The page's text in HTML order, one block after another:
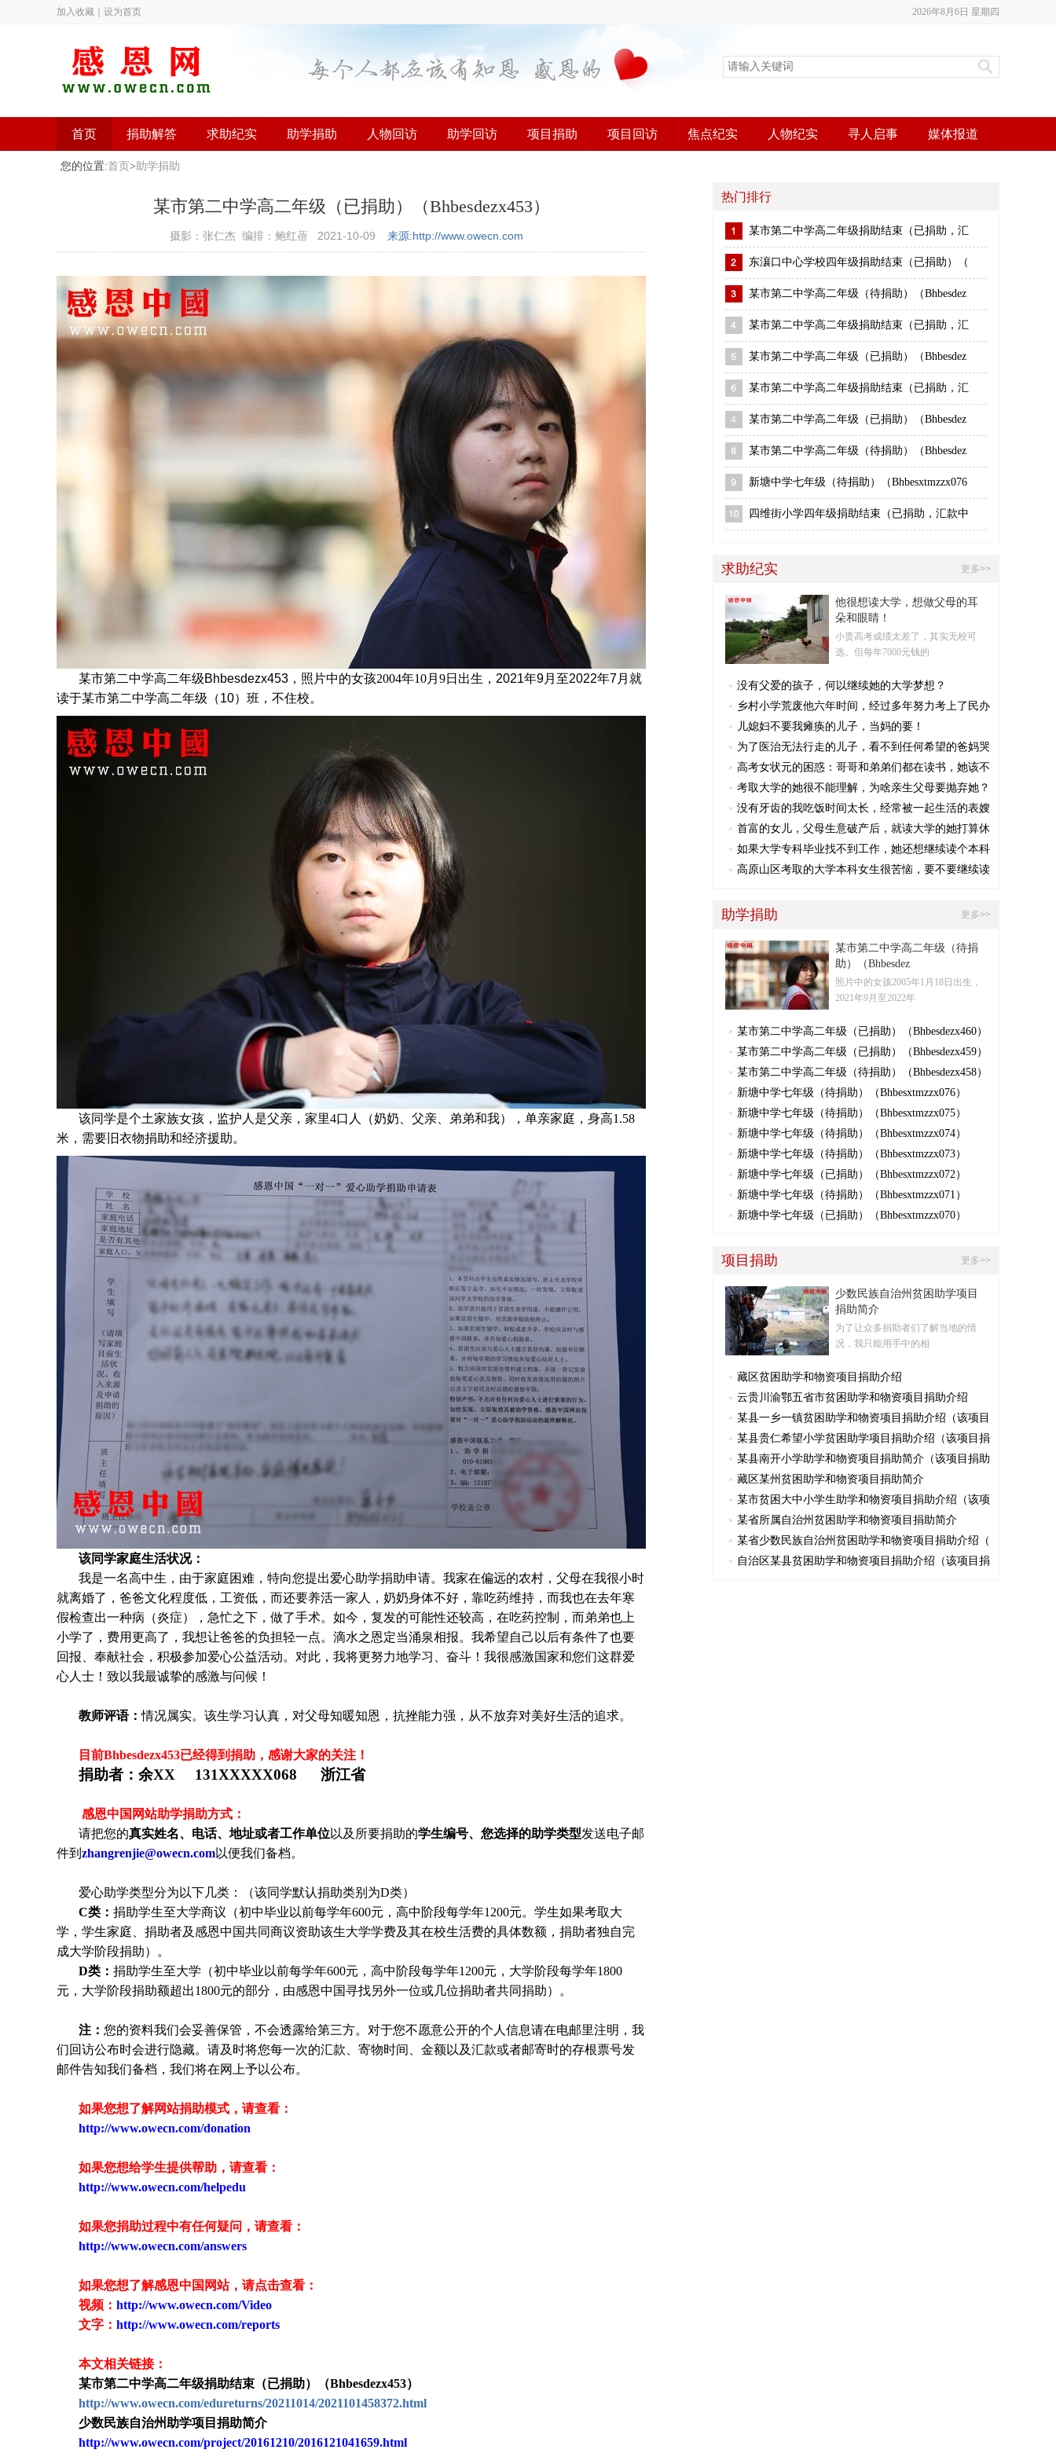
2026年8月6日 星期四
加入收藏 设为首页
首页 捐助解答 求助纪实 助学捐助 人物回访 助学回访 项目捐助 项目回访 焦点纪实 人物纪实 寻人启事 媒体报道
您的位置:首页 >助学捐助
某市第二中学高二年级（已捐助）（Bhbesdezx453）
摄影：张仁杰 编排：鲍红蓓 2021-10-09 来源:http://www.owecn.com
某市第二中学高二年级Bhbesdezx453，照片中的女孩2004年10月9日 出生， 2021年9月至2022年7月就
读于某市第二中学高二年级 （10）班 ，不住校。
该同学是个土家族女孩，监护人是父亲，家里4口人（奶奶、父亲、弟弟和我），单亲家庭，身高1.58
米，需要旧衣物捐助和经济援助。
该同学家庭生活状况：
我是一名高中生，由于家庭困难，特向您提出爱心助学捐助申请。我家在偏远的农村，父母在我很小时
就离婚了，爸爸文化程度低，工资低，而还要养活一家人，奶奶身体不好，靠吃药维持，而我也在去年寒
假检查出一种病（炎症），急忙之下，做了手术。如今，复发的可能性还较高，在吃药控制，而弟弟也上
小学了，费用更高了，我想让爸爸的负担轻一点。滴水之恩定当涌泉相报。我希望自己以后有条件了也要
回报、奉献社会，积极参加爱心公益活动。对此，我将更努力地学习、奋斗！我很感激国家和您们这群爱
心人士！致以我最诚挚的感激与问候！
教师评语：情况属实。该生学习认真，对父母知暖知恩，抗挫能力强，从不放弃对美好生活的追求。
目前Bhbesdezx453已经得到捐助，感谢大家的关注！
捐助者： 余XX 131XXXXX068 浙江省
感恩中国网站助学捐助方式：
请把您的真实姓名、电话、地址或者工作单位以及所要捐助的学生编号、您选择的助学类型发送电子邮
件到 zhangrenjie@owecn.com以便我们备档。
爱心助学类型分为以下几类：（该同学默认捐助类别为D类）
C类： 捐助学生至大学商议（初中毕业以前每学年600元，高中阶段每学年1200元。 学生如果考取大
学， 学生家庭、捐助者及感恩中国共同商议资助该生大学学费及其在校生活费的具体数额，捐助者独自完
成大学阶段捐助）。
D类： 捐助学生至大学（初中毕业以前每学年600元，高中阶段每学年1200元，大学阶段每学年1800
元，大学阶段捐助额超出1800元的部分，由感恩中国寻找另外一位或几位捐助者共同捐助）。
注： 您的资料我们会妥善保管，不会透露给第三方。对于您不愿意公开的个人信息请在电邮里注明，我
们回访公布时会进行隐藏。请及时将您每一次的汇款、寄物时间、金额以及汇款或者邮寄时的存根票号发
邮件告知我们备档，我们将在网上予以公布。
如果您想了解网站捐助模式，请查看：
http://www.owecn.com/donation
如果您想给学生提供帮助，请查看 ：
http://www.owecn.com/helpedu
如果您捐助过程中有任何疑问，请查看 ：
http://www.owecn.com/answers
如果您想了解感恩中国网站，请点击查看：
视频： http://www.owecn.com/Video
文字： http://www.owecn.com/reports
本文相关链接：
某市第二中学高二年级捐助结束（已捐助）（Bhbesdezx453）
http://www.owecn.com/edureturns/20211014/2021101458372.html
少数民族自治州助学项目捐助简介
http://www.owecn.com/project/20161210/2016121041659.html
热门排行
某市第二中学高二年级捐助结束（已捐助，汇
东瀼口中心学校四年级捐助结束（已捐助）（
某市第二中学高二年级（待捐助）（Bhbesdez
某市第二中学高二年级捐助结束（已捐助，汇
某市第二中学高二年级（已捐助）（Bhbesdez
某市第二中学高二年级捐助结束（已捐助，汇
某市第二中学高二年级（已捐助）（Bhbesdez
某市第二中学高二年级（待捐助）（Bhbesdez
新塘中学七年级（待捐助）（Bhbesxtmzzx076
四维街小学四年级捐助结束（已捐助，汇款中
更多>>
求助纪实
他很想读大学，想做父母的耳
朵和眼睛！
小贵高考成绩太差了，其实无校可
选。但每年7000元钱的
没有父爱的孩子，何以继续她的大学梦想？
乡村小学荒废他六年时间，经过多年努力考上了民办
儿媳妇不要我瘫痪的儿子，当妈的要！
为了医治无法行走的儿子，看不到任何希望的爸妈哭
高考女状元的困惑：哥哥和弟弟们都在读书，她该不
考取大学的她很不能理解，为啥亲生父母要抛弃她？
没有牙齿的我吃饭时间太长，经常被一起生活的表嫂
首富的女儿，父母生意破产后，就读大学的她打算休
如果大学专科毕业找不到工作，她还想继续读个本科
高原山区考取的大学本科女生很苦恼，要不要继续读
更多>>
助学捐助
某市第二中学高二年级（待捐
助）（Bhbesdez
照片中的女孩2005年1月18日​出生，
2021年9月至2022年
某市第二中学高二年级（已捐助）（Bhbesdezx460）
某市第二中学高二年级（已捐助）（Bhbesdezx459）
某市第二中学高二年级（待捐助）（Bhbesdezx458）
新塘中学七年级（待捐助）（Bhbesxtmzzx076）
新塘中学七年级（待捐助）（Bhbesxtmzzx075）
新塘中学七年级（待捐助）（Bhbesxtmzzx074）
新塘中学七年级（待捐助）（Bhbesxtmzzx073）
新塘中学七年级（已捐助）（Bhbesxtmzzx072）
新塘中学七年级（待捐助）（Bhbesxtmzzx071）
新塘中学七年级（已捐助）（Bhbesxtmzzx070）
更多>>
项目捐助
少数民族自治州贫困助学项目
捐助简介
为了让众多捐助者们了解当地的情
况，我只能用手中的相
藏区贫困助学和物资项目捐助介绍
云贵川渝鄂五省市贫困助学和物资项目捐助介绍
某县一乡一镇贫困助学和物资项目捐助介绍（该项目
某县贵仁希望小学贫困助学项目捐助介绍（该项目捐
某县南开小学助学和物资项目捐助简介（该项目捐助
藏区某州贫困助学和物资项目捐助简介
某市贫困大中小学生助学和物资项目捐助介绍（该项
某省所属自治州贫困助学和物资项目捐助简介
某省少数民族自治州贫困助学和物资项目捐助介绍（
自治区某县贫困助学和物资项目捐助介绍（该项目捐